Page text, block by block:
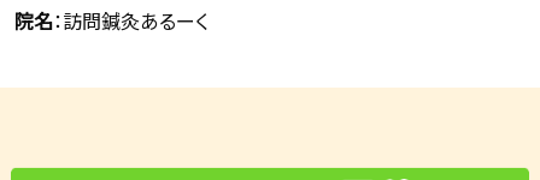
院名：訪問鍼灸あるーく